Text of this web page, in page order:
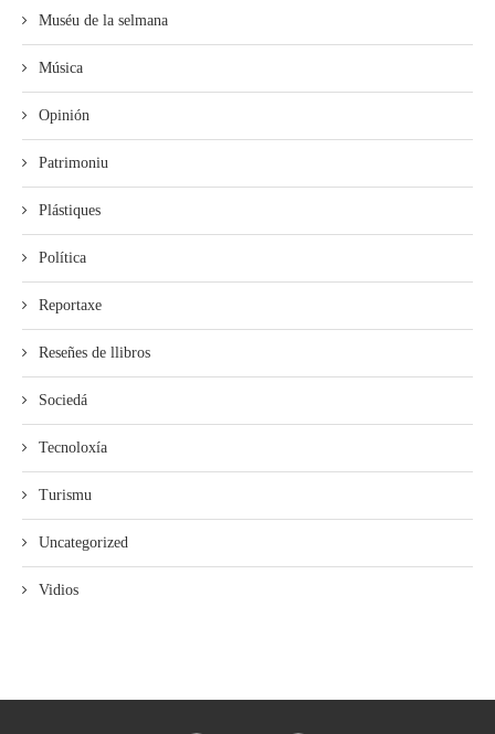
Muséu de la selmana
Música
Opinión
Patrimoniu
Plástiques
Política
Reportaxe
Reseñes de llibros
Sociedá
Tecnoloxía
Turismu
Uncategorized
Vidios